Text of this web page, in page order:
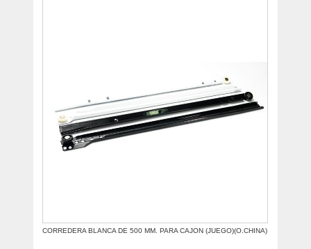
CORREDERA BLANCA DE 500 MM. PARA CAJON (JUEGO)(O.CHINA)